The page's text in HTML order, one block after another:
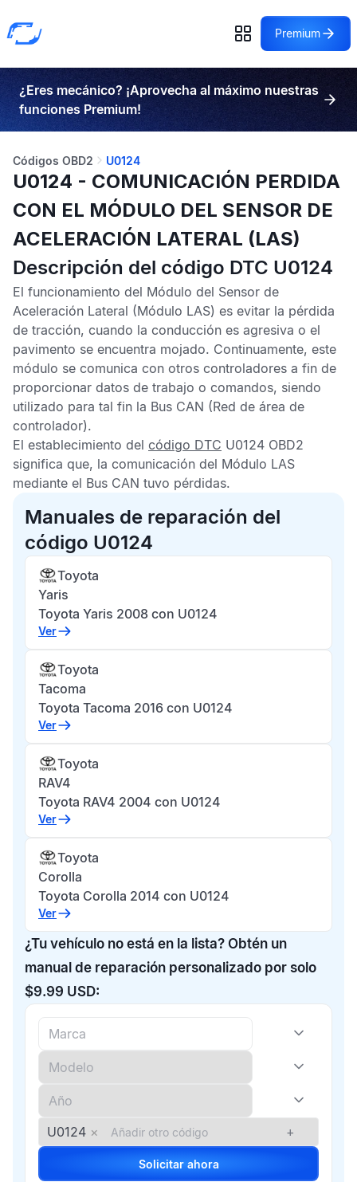
Premium
¿Eres mecánico? ¡Aprovecha al máximo nuestras
funciones Premium!
Códigos OBD2 U0124
U0124 - COMUNICACIÓN PERDIDA
CON EL MÓDULO DEL SENSOR DE
ACELERACIÓN LATERAL (LAS)
Descripción del código DTC U0124
El funcionamiento del Módulo del Sensor de
Aceleración Lateral (Módulo LAS) es evitar la pérdida
de tracción, cuando la conducción es agresiva o el
pavimento se encuentra mojado. Continuamente, este
módulo se comunica con otros controladores a fin de
proporcionar datos de trabajo o comandos, siendo
utilizado para tal fin la Bus CAN (Red de área de
controlador).
El establecimiento del código DTC U0124 OBD2
significa que, la comunicación del Módulo LAS
mediante el Bus CAN tuvo pérdidas.
Manuales de reparación del
código U0124
Toyota
Yaris
Toyota Yaris 2008 con U0124
Ver
Toyota
Tacoma
Toyota Tacoma 2016 con U0124
Ver
Toyota
RAV4
Toyota RAV4 2004 con U0124
Ver
Toyota
Corolla
Toyota Corolla 2014 con U0124
Ver
¿Tu vehículo no está en la lista? Obtén un
manual de reparación personalizado por solo
$9.99 USD:
U0124 × +
Solicitar ahora